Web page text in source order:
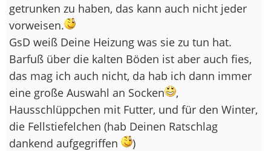
getrunken zu haben, das kann auch nicht jeder
vorweisen.
GsD weiß Deine Heizung was sie zu tun hat.
Barfuß über die kalten Böden ist aber auch fies,
das mag ich auch nicht, da hab ich dann immer
eine große Auswahl an Socken
,
Hausschlüppchen mit Futter, und für den Winter,
die Fellstiefelchen (hab Deinen Ratschlag
dankend aufgegriffen
)